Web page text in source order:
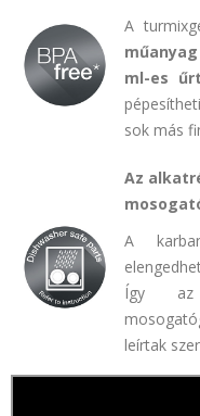
A
ml-es
sok más
Az
A
Így az
leírtak